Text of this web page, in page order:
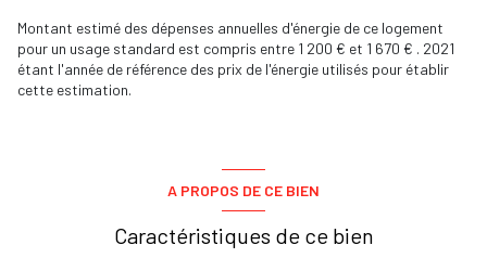
Montant estimé des dépenses annuelles d'énergie de ce logement
pour un usage standard est compris entre 1 200 € et 1 670 € . 2021
étant l'année de référence des prix de l'énergie utilisés pour établir
cette estimation.
A PROPOS DE CE BIEN
Caractéristiques de ce bien